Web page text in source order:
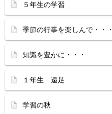
５年生の学習
季節の行事を楽しんで・・・
知識を豊かに・・・
１年生 遠足
学習の秋